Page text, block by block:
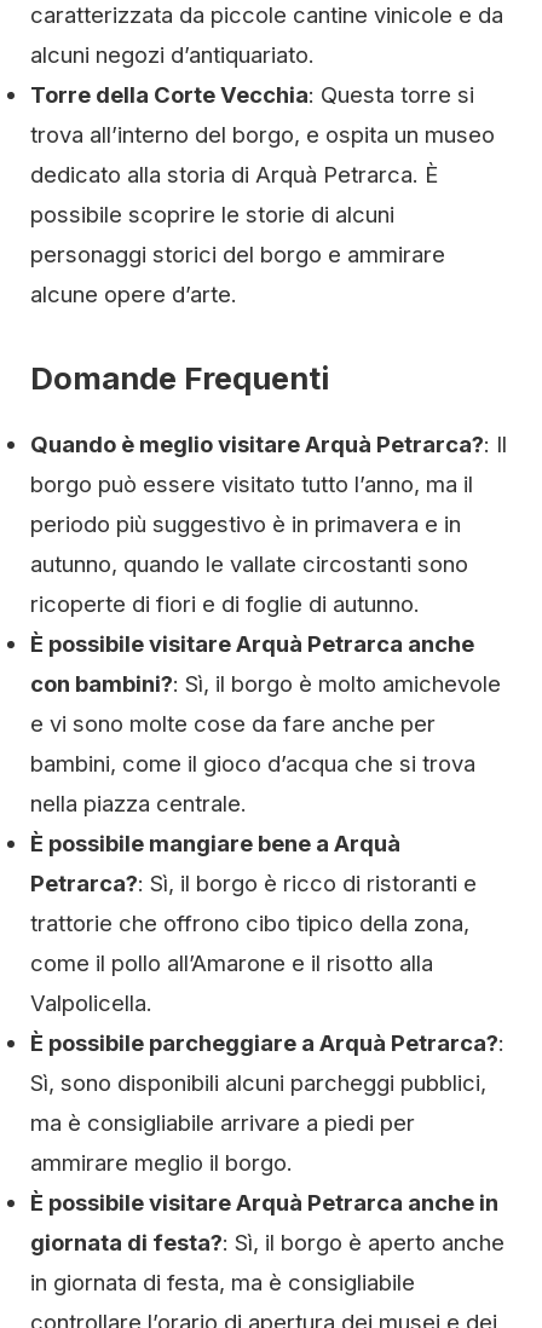
caratterizzata da piccole cantine vinicole e da
alcuni negozi d’antiquariato.
Torre della Corte Vecchia: Questa torre si
trova all’interno del borgo, e ospita un museo
dedicato alla storia di Arquà Petrarca. È
possibile scoprire le storie di alcuni
personaggi storici del borgo e ammirare
alcune opere d’arte.
Domande Frequenti
Quando è meglio visitare Arquà Petrarca?: Il
borgo può essere visitato tutto l’anno, ma il
periodo più suggestivo è in primavera e in
autunno, quando le vallate circostanti sono
ricoperte di fiori e di foglie di autunno.
È possibile visitare Arquà Petrarca anche
con bambini?: Sì, il borgo è molto amichevole
e vi sono molte cose da fare anche per
bambini, come il gioco d’acqua che si trova
nella piazza centrale.
È possibile mangiare bene a Arquà
Petrarca?: Sì, il borgo è ricco di ristoranti e
trattorie che offrono cibo tipico della zona,
come il pollo all’Amarone e il risotto alla
Valpolicella.
È possibile parcheggiare a Arquà Petrarca?:
Sì, sono disponibili alcuni parcheggi pubblici,
ma è consigliabile arrivare a piedi per
ammirare meglio il borgo.
È possibile visitare Arquà Petrarca anche in
giornata di festa?: Sì, il borgo è aperto anche
in giornata di festa, ma è consigliabile
controllare l’orario di apertura dei musei e dei